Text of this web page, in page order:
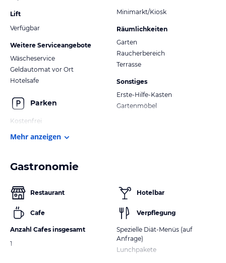
Lift
Verfügbar
Weitere Serviceangebote
Wäscheservice
Geldautomat vor Ort
Hotelsafe
Parken
Kostenfrei
Minimarkt/Kiosk
Räumlichkeiten
Garten
Raucherbereich
Terrasse
Sonstiges
Erste-Hilfe-Kasten
Gartenmöbel
Mehr anzeigen
Gastronomie
Restaurant
Cafe
Anzahl Cafes insgesamt
1
Hotelbar
Verpflegung
Spezielle Diät-Menüs (auf
Anfrage)
Lunchpakete